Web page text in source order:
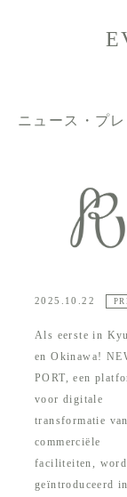
ニュース・プ
2025.10.22
Als eerste in
en Okinawa!
PORT, een
voor digitale
transformatie van
commerciële
faciliteiten,
geïntroduceerd